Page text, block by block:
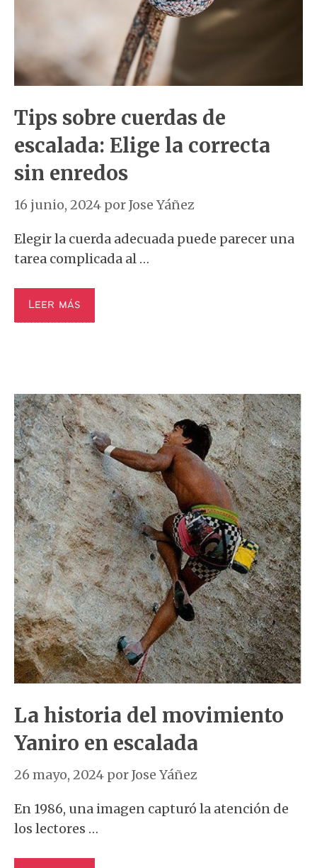
Tips sobre cuerdas de
escalada: Elige la correcta
sin enredos
16 junio, 2024 porJose Yáñez
Elegir la cuerda adecuada puede parecer una
tarea complicada al …
Leer más
La historia del movimiento
Yaniro en escalada
26 mayo, 2024 porJose Yáñez
En 1986, una imagen capturó la atención de
los lectores …